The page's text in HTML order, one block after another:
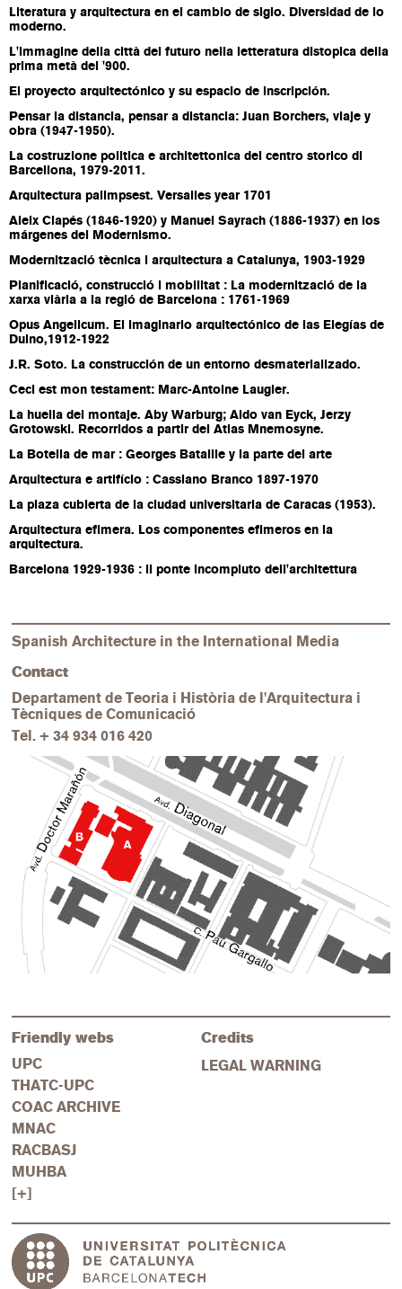
Literatura y arquitectura en el cambio de siglo. Diversidad de lo
moderno.
L'immagine della città del futuro nella letteratura distopica della
prima metà del '900.
El proyecto arquitectónico y su espacio de inscripción.
Pensar la distancia, pensar a distancia: Juan Borchers, viaje y
obra (1947-1950).
La costruzione politica e architettonica del centro storico di
Barcellona, 1979-2011.
Arquitectura palimpsest. Versalles year 1701
Aleix Clapés (1846-1920) y Manuel Sayrach (1886-1937) en los
márgenes del Modernismo.
Modernització tècnica i arquitectura a Catalunya, 1903-1929
Planificació, construcció i mobilitat : La modernització de la
xarxa viària a la regió de Barcelona : 1761-1969
Opus Angelicum. El imaginario arquitectónico de las Elegías de
Duino,1912-1922
J.R. Soto. La construcción de un entorno desmaterializado.
Ceci est mon testament: Marc-Antoine Laugier.
La huella del montaje. Aby Warburg; Aldo van Eyck, Jerzy
Grotowski. Recorridos a partir del Atlas Mnemosyne.
La Botella de mar : Georges Bataille y la parte del arte
Arquitectura e artifício : Cassiano Branco 1897-1970
La plaza cubierta de la ciudad universitaria de Caracas (1953).
Arquitectura efimera. Los componentes efimeros en la
arquitectura.
Barcelona 1929-1936 : il ponte incompiuto dell'architettura
Spanish Architecture in the International Media
Contact
Departament de Teoria i Història de l'Arquitectura i
Tècniques de Comunicació
Tel. + 34 934 016 420
Friendly webs
UPC
THATC-UPC
COAC ARCHIVE
MNAC
RACBASJ
MUHBA
[+]
Credits
LEGAL WARNING